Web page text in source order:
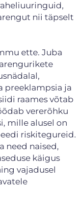
nii täpselt
ette. Juba
preeklampsia ja
raames võtab
vererõhku
mille alusel on
riskitegureid.
need naised,
käigus
vajadusel